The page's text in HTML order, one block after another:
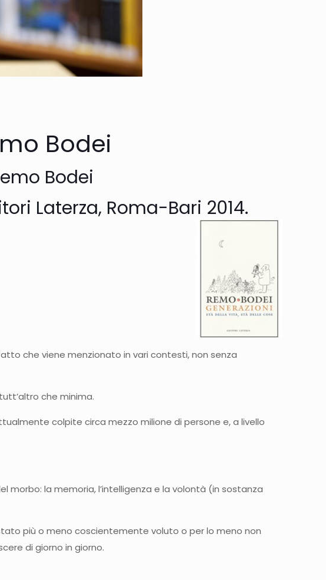
Bodei
Bodei
Laterza, Roma-Bari 2014.
che viene menzionato in vari contesti, non senza
che minima.
colpite circa mezzo milione di persone e, a livello
la memoria, l’intelligenza e la volontà (in sostanza
più o meno coscientemente voluto o per lo meno non
di giorno in giorno.